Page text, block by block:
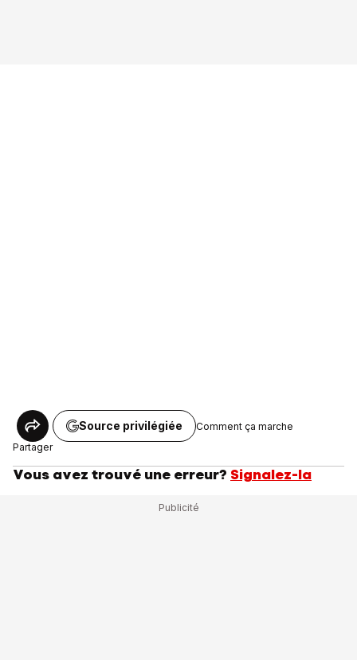
Partager
Source privilégiée Comment ça marche
Vous avez trouvé une erreur? Signalez-la